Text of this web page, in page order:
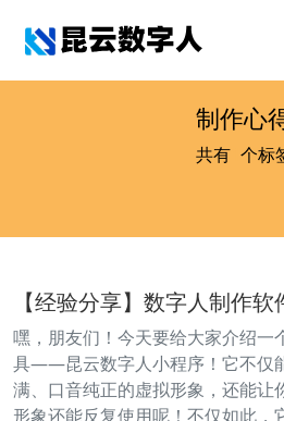
制作心
共有1 个标
【经验分享】数字人制作
嘿，朋友们！今天要给大家介绍一
具——昆云数字人小程序！它不仅
满、口音纯正的虚拟形象，还能让
形象还能反复使用呢！不仅如此，